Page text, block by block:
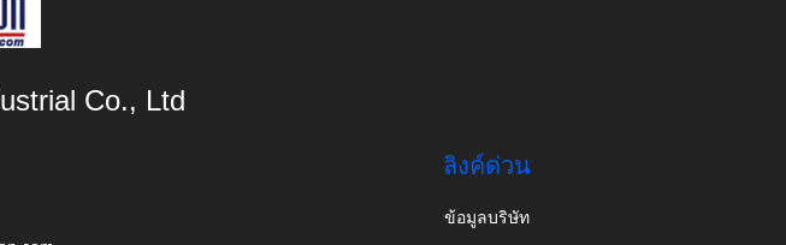
Co., Ltd
ลิงค์ด่วน
ข้อมูลบริษัท